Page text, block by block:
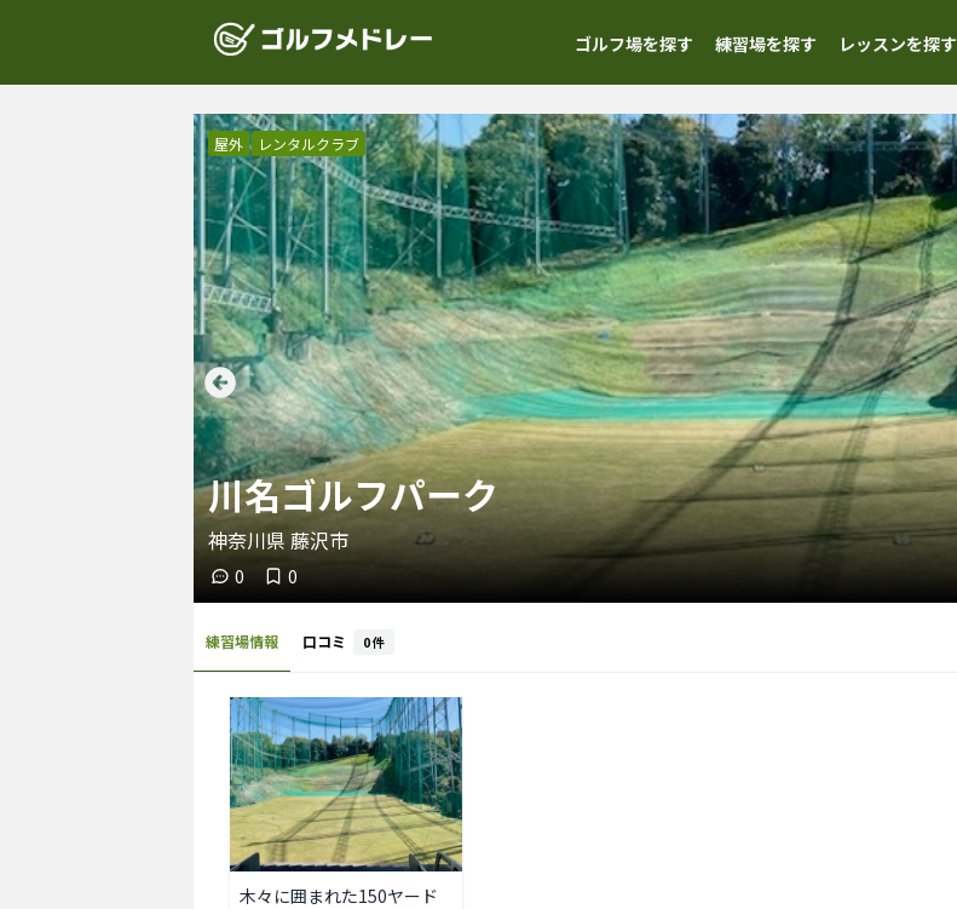
ゴルフ場を探す 練習場を探す レッスンを探す
屋外 レンタルクラブ
川名ゴルフパーク
神奈川県 藤沢市
0 0
練習場情報 口コミ 0件
木々に囲まれた150ヤード